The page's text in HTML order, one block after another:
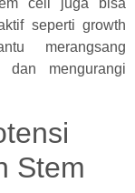
cell juga bisa
seperti growth
merangsang
dan mengurangi
Stem